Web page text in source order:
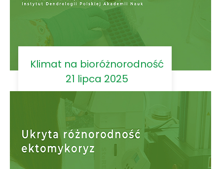
Klimat na bioróżnorodność
21 lipca 2025